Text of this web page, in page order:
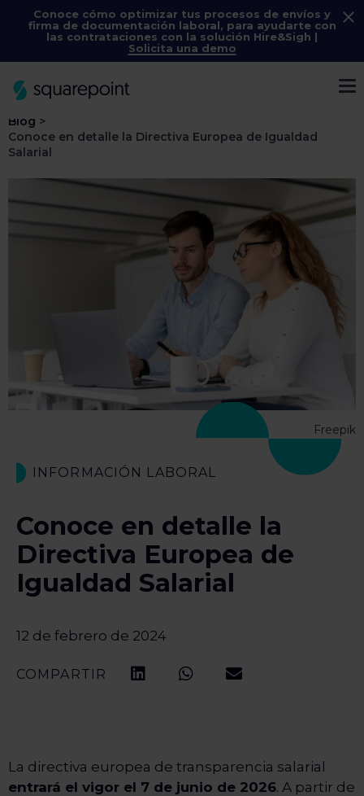
Conoce cómo optimizar tus procesos de envíos y
firma de documentación laboral, para ayudarte con
las contrataciones con la solución Hire&Sigh |
Solicita una demo
Blog >
Conoce en detalle la Directiva Europea de Igualdad
Salarial
INFORMACIÓN LABORAL
Conoce en detalle la
Directiva Europea de
Igualdad Salarial
12 de febrero de 2024
COMPARTIR
Freepik
La directiva europea de transparencia salarial
entrará el vigor el 7 de junio de 2026. A partir de